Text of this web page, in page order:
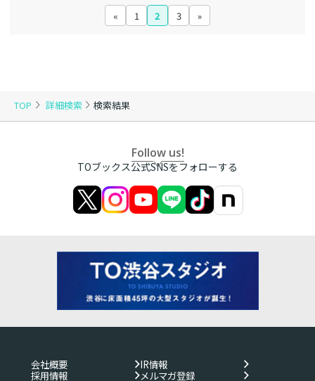
TOP 詳細検索 検索結果
« 1 2 3 »
Follow us!
TOブックス公式SNSをフォローする
会社概要
IR情報
採用情報
メルマガ登録